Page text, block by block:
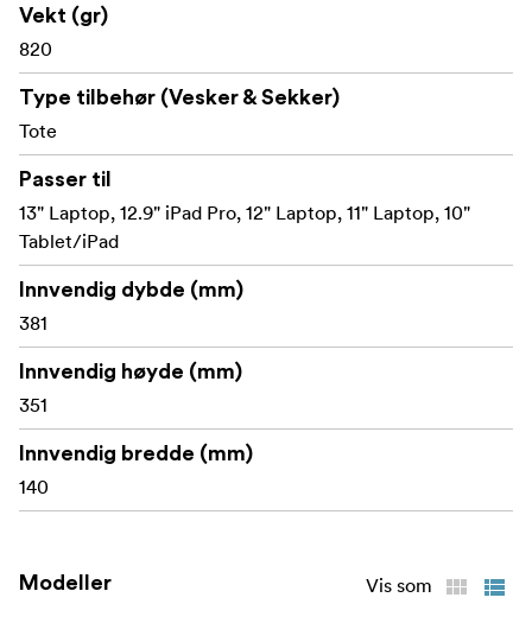
Vekt (gr)
820
Type tilbehør (Vesker & Sekker)
Tote
Passer til
13" Laptop, 12.9" iPad Pro, 12" Laptop, 11" Laptop, 10"
Tablet/iPad
Innvendig dybde (mm)
381
Innvendig høyde (mm)
351
Innvendig bredde (mm)
140
Modeller Vis som